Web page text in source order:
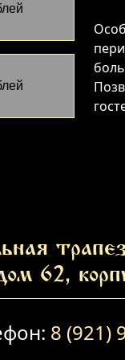
62,
8 (921)